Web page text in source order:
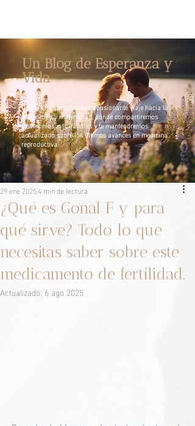
Un Blog de Esperanza y
Vida
Únete a nosotros en este apasionante viaje hacia la
paternidad y maternidad, donde compartiremos
testimonios inspiradores y te mantendremos
actualizado sobre los últimos avances en medicina
reproductiva.
¿Qué es Gonal F y para
qué sirve? Todo lo que
necesitas saber sobre este
medicamento de fertilidad.
29 ene 20254 min de lectura
Actualizado: 6 ago 2025